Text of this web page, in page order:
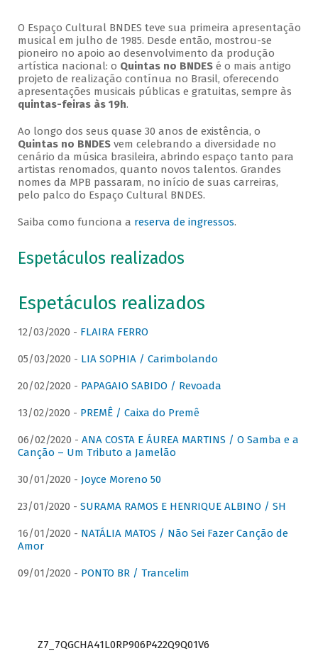
O Espaço Cultural BNDES teve sua primeira apresentação
musical em julho de 1985. Desde então, mostrou-se
pioneiro no apoio ao desenvolvimento da produção
artística nacional: o Quintas no BNDESé o mais antigo
projeto de realização contínua no Brasil, oferecendo
apresentações musicais públicas e gratuitas, sempre às
quintas-feiras às 19h.
Ao longo dos seus quase 30 anos de existência, o
Quintas no BNDESvem celebrando a diversidade no
cenário da música brasileira, abrindo espaço tanto para
artistas renomados, quanto novos talentos. Grandes
nomes da MPB passaram, no início de suas carreiras,
pelo palco do Espaço Cultural BNDES.
Saiba como funciona a reserva de ingressos.
Espetáculos realizados
Espetáculos realizados
12/03/2020 - FLAIRA FERRO
05/03/2020 - LIA SOPHIA / Carimbolando
20/02/2020 - PAPAGAIO SABIDO / Revoada
13/02/2020 - PREMÊ / Caixa do Premê
06/02/2020 - ANA COSTA E ÁUREA MARTINS / O Samba e a
Canção – Um Tributo a Jamelão
30/01/2020 - Joyce Moreno 50
23/01/2020 - SURAMA RAMOS E HENRIQUE ALBINO / SH
16/01/2020 - NATÁLIA MATOS / Não Sei Fazer Canção de
Amor
09/01/2020 - PONTO BR / Trancelim
Z7_7QGCHA41L0RP906P422Q9Q01V6